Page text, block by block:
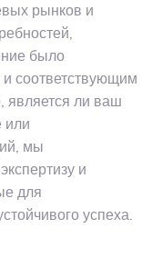
рынков и
было
соответствующим
является ли ваш
или
мы
и
для
успеха.